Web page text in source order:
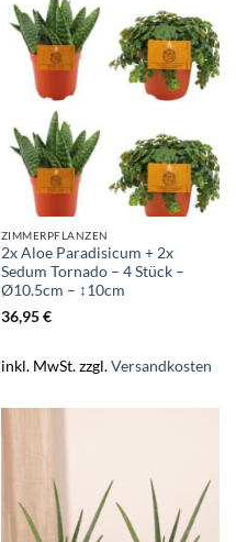
ZIMMERPFLANZEN
2x Aloe Paradisicum + 2x
Sedum Tornado – 4 Stück –
Ø10.5cm – ↕10cm
36,95€
inkl. MwSt.zzgl.Versandkosten